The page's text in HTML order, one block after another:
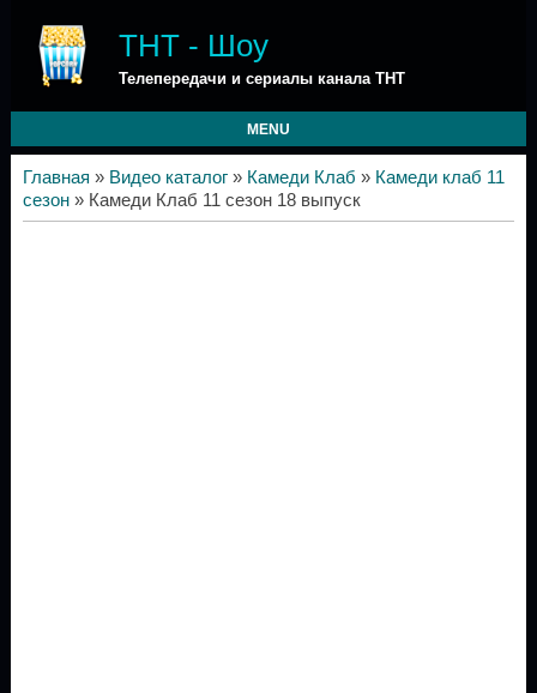
ТНТ - Шоу
Телепередачи и сериалы канала ТНТ
MENU
Главная » Видео каталог» Камеди Клаб » Камеди клаб 11
сезон» Камеди Клаб 11 сезон 18 выпуск